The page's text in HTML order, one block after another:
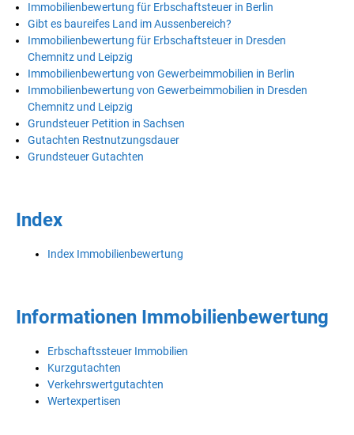
Immobilienbewertung für Erbschaftsteuer in Berlin
Gibt es baureifes Land im Aussenbereich?
Immobilienbewertung für Erbschaftsteuer in Dresden
Chemnitz und Leipzig
Immobilienbewertung von Gewerbeimmobilien in Berlin
Immobilienbewertung von Gewerbeimmobilien in Dresden
Chemnitz und Leipzig
Grundsteuer Petition in Sachsen
Gutachten Restnutzungsdauer
Grundsteuer Gutachten
Index
Index Immobilienbewertung
Informationen Immobilienbewertung
Erbschaftssteuer Immobilien
Kurzgutachten
Verkehrswertgutachten
Wertexpertisen